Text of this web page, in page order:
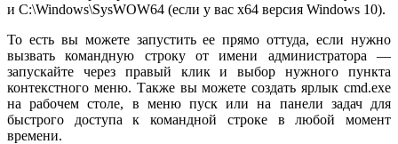
и C:\Windows\SysWOW64 (если у вас x64 версия Windows 10).
То есть вы можете запустить ее прямо оттуда, если нужно
вызвать командную строку от имени администратора —
запускайте через правый клик и выбор нужного пункта
контекстного меню. Также вы можете создать ярлык cmd.exe
на рабочем столе, в меню пуск или на панели задач для
быстрого доступа к командной строке в любой момент
времени.